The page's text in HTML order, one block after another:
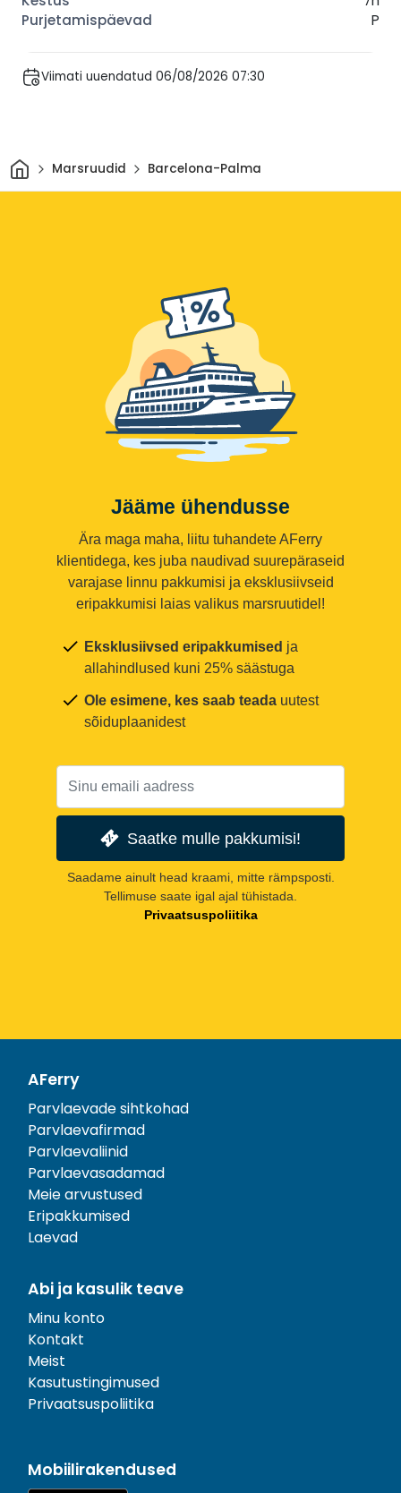
P
Viimati uuendatud 06/08/2026 07:30
Avaleht
Marsruudid Barcelona-Palma
Jääme ühendusse
Ära maga maha, liitu tuhandete AFerry
klientidega, kes juba naudivad suurepäraseid
varajase linnu pakkumisi ja eksklusiivseid
eripakkumisi laias valikus marsruutidel!
Eksklusiivsed eripakkumised ja
allahindlused kuni 25% säästuga
Ole esimene, kes saab teada uutest
sõiduplaanidest
Saatke mulle pakkumisi!
Saadame ainult head kraami, mitte rämpsposti.
Tellimuse saate igal ajal tühistada.
Privaatsuspoliitika
AFerry
Parvlaevade sihtkohad
Parvlaevafirmad
Parvlaevaliinid
Parvlaevasadamad
Meie arvustused
Eripakkumised
Laevad
Abi ja kasulik teave
Minu konto
Kontakt
Meist
Kasutustingimused
Privaatsuspoliitika
Mobiilirakendused